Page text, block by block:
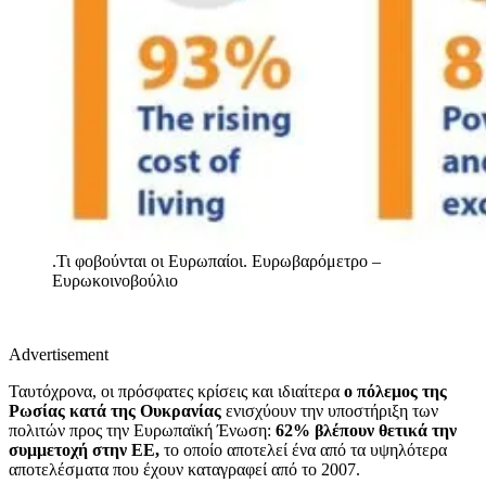
.Τι φοβούνται οι Ευρωπαίοι. Ευρωβαρόμετρο –
Ευρωκοινοβούλιο
Advertisement
Ταυτόχρονα, οι πρόσφατες κρίσεις και ιδιαίτερα ο πόλεμος της
Ρωσίας κατά της Ουκρανίας ενισχύουν την υποστήριξη των
πολιτών προς την Ευρωπαϊκή Ένωση: 62% βλέπουν θετικά την
συμμετοχή στην ΕΕ, το οποίο αποτελεί ένα από τα υψηλότερα
αποτελέσματα που έχουν καταγραφεί από το 2007.